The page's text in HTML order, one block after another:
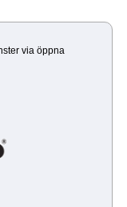
via öppna